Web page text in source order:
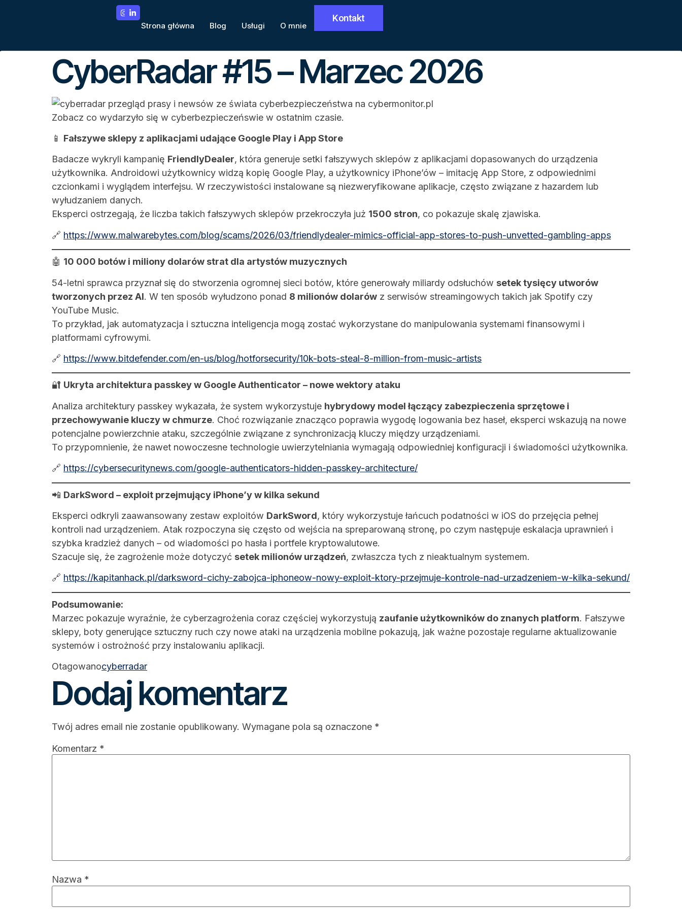
Strona główna Blog Usługi O mnie
Kontakt
CyberRadar #15 – Marzec 2026
Zobacz co wydarzyło się w cyberbezpieczeńswie w ostatnim czasie.
📱 Fałszywe sklepy z aplikacjami udające Google Play i App Store
Badacze wykryli kampanię FriendlyDealer, która generuje setki fałszywych sklepów z aplikacjami dopasowanych do urządzenia
użytkownika. Androidowi użytkownicy widzą kopię Google Play, a użytkownicy iPhone’ów – imitację App Store, z odpowiednimi
czcionkami i wyglądem interfejsu. W rzeczywistości instalowane są niezweryfikowane aplikacje, często związane z hazardem lub
wyłudzaniem danych.
Eksperci ostrzegają, że liczba takich fałszywych sklepów przekroczyła już 1500 stron, co pokazuje skalę zjawiska.
🔗 https://www.malwarebytes.com/blog/scams/2026/03/friendlydealer-mimics-official-app-stores-to-push-unvetted-gambling-apps
🤖 10 000 botów i miliony dolarów strat dla artystów muzycznych
54-letni sprawca przyznał się do stworzenia ogromnej sieci botów, które generowały miliardy odsłuchów setek tysięcy utworów
tworzonych przez AI. W ten sposób wyłudzono ponad 8 milionów dolarów z serwisów streamingowych takich jak Spotify czy
YouTube Music.
To przykład, jak automatyzacja i sztuczna inteligencja mogą zostać wykorzystane do manipulowania systemami finansowymi i
platformami cyfrowymi.
🔗 https://www.bitdefender.com/en-us/blog/hotforsecurity/10k-bots-steal-8-million-from-music-artists
🔐 Ukryta architektura passkey w Google Authenticator – nowe wektory ataku
Analiza architektury passkey wykazała, że system wykorzystuje hybrydowy model łączący zabezpieczenia sprzętowe i
przechowywanie kluczy w chmurze. Choć rozwiązanie znacząco poprawia wygodę logowania bez haseł, eksperci wskazują na nowe
potencjalne powierzchnie ataku, szczególnie związane z synchronizacją kluczy między urządzeniami.
To przypomnienie, że nawet nowoczesne technologie uwierzytelniania wymagają odpowiedniej konfiguracji i świadomości użytkownika.
🔗 https://cybersecuritynews.com/google-authenticators-hidden-passkey-architecture/
📲 DarkSword – exploit przejmujący iPhone’y w kilka sekund
Eksperci odkryli zaawansowany zestaw exploitów DarkSword, który wykorzystuje łańcuch podatności w iOS do przejęcia pełnej
kontroli nad urządzeniem. Atak rozpoczyna się często od wejścia na spreparowaną stronę, po czym następuje eskalacja uprawnień i
szybka kradzież danych – od wiadomości po hasła i portfele kryptowalutowe.
Szacuje się, że zagrożenie może dotyczyć setek milionów urządzeń, zwłaszcza tych z nieaktualnym systemem.
🔗 https://kapitanhack.pl/darksword-cichy-zabojca-iphoneow-nowy-exploit-ktory-przejmuje-kontrole-nad-urzadzeniem-w-kilka-sekund/
Podsumowanie:
Marzec pokazuje wyraźnie, że cyberzagrożenia coraz częściej wykorzystują zaufanie użytkowników do znanych platform. Fałszywe
sklepy, boty generujące sztuczny ruch czy nowe ataki na urządzenia mobilne pokazują, jak ważne pozostaje regularne aktualizowanie
systemów i ostrożność przy instalowaniu aplikacji.
Otagowanocyberradar
Dodaj komentarz
Twój adres email nie zostanie opublikowany. Wymagane pola są oznaczone *
Komentarz *
Nazwa *